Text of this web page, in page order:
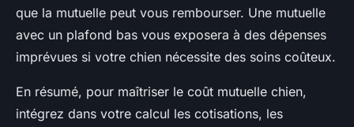
que la mutuelle peut vous rembourser. Une mutuelle
avec un plafond bas vous exposera à des dépenses
imprévues si votre chien nécessite des soins coûteux.
En résumé, pour maîtriser le coût mutuelle chien,
intégrez dans votre calcul les cotisations, les